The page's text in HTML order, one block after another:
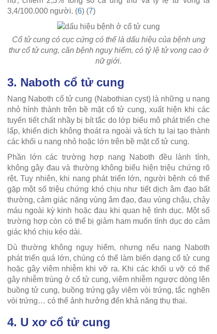
3,4/100.000 người. (6) (7)
Cổ tử cung có cục cứng có thể là dấu hiệu của bệnh ung
thư cổ tử cung, căn bệnh nguy hiểm, có tỷ lệ tử vong cao ở
nữ giới.
3. Naboth cổ tử cung
Nang Naboth cổ tử cung (Nabothian cyst) là những u nang
nhỏ hình thành trên bề mặt cổ tử cung, xuất hiện khi các
tuyến tiết chất nhầy bị bít tắc do lớp biểu mô phát triển che
lấp, khiến dịch không thoát ra ngoài và tích tụ lại tạo thành
các khối u nang nhỏ hoặc lớn trên bề mặt cổ tử cung.
Phần lớn các trường hợp nang Naboth đều lành tính,
không gây đau và thường không biểu hiện triệu chứng rõ
rệt. Tuy nhiên, khi nang phát triển lớn, người bệnh có thể
gặp một số triệu chứng khó chịu như tiết dịch âm đạo bất
thường, cảm giác nặng vùng âm đạo, đau vùng chậu, chảy
máu ngoài kỳ kinh hoặc đau khi quan hệ tình dục. Một số
trường hợp còn có thể bị giảm ham muốn tình dục do cảm
giác khó chịu kéo dài.
Dù thường không nguy hiểm, nhưng nếu nang Naboth
phát triển quá lớn, chúng có thể làm biến dạng cổ tử cung
hoặc gây viêm nhiễm khi vỡ ra. Khi các khối u vỡ có thể
gây nhiễm trùng ở cổ tử cung, viêm nhiễm ngược dòng lên
buồng tử cung, buồng trứng gây viêm vòi trứng, tắc nghẽn
vòi trứng… có thể ảnh hưởng đến khả năng thụ thai.
4. U xơ cổ tử cung